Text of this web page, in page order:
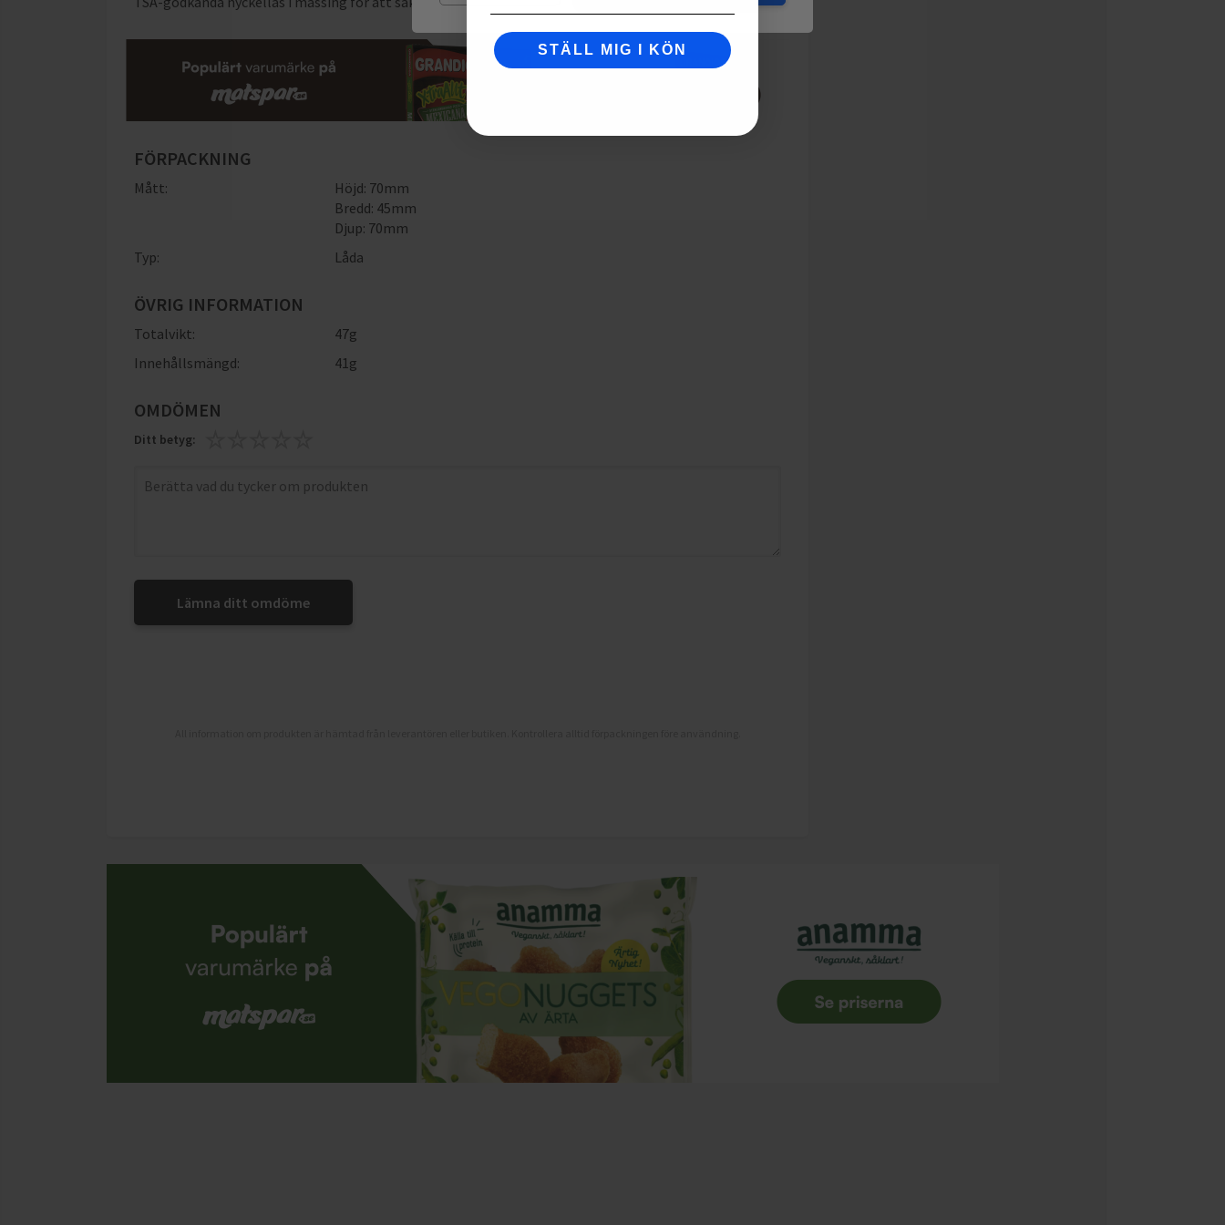
FÖRPACKNING
Mått:
Höjd: 70mm
Bredd: 45mm
Djup: 70mm
Typ:
Låda
ÖVRIG INFORMATION
Totalvikt:
47g
Innehållsmängd:
41g
OMDÖMEN
Ditt betyg:
Lämna ditt omdöme
STÄLL MIG I KÖN